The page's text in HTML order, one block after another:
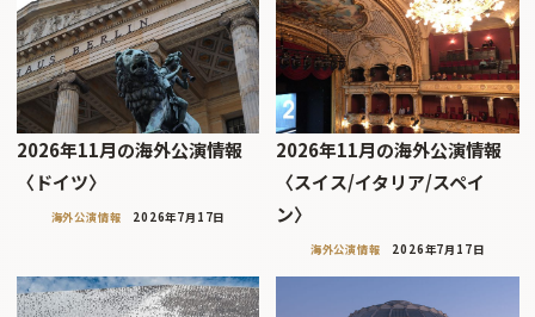
2026年11月の海外公演情報
〈ドイツ〉
海外公演情報 2026年7月17日
2026年11月の海外公演情報
〈スイス/イタリア/スペイ
ン〉
海外公演情報 2026年7月17日